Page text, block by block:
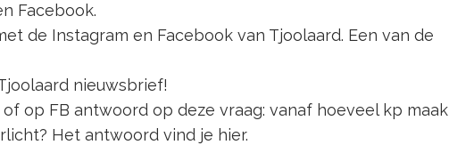
Facebook.
de Instagram en Facebook van Tjoolaard. Een van de
nieuwsbrief!
op FB antwoord op deze vraag: vanaf hoeveel kp maak
Het antwoord vind je hier.